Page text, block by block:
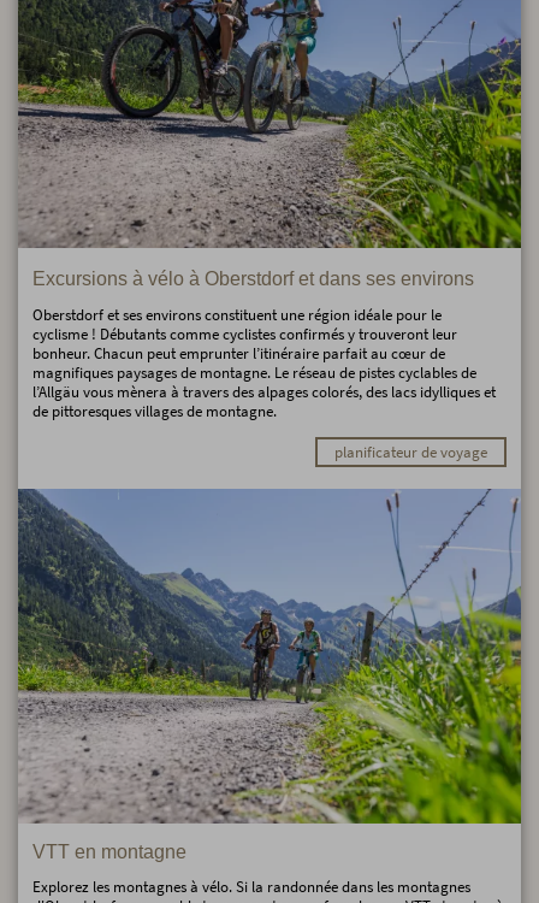
Excursions à vélo à Oberstdorf et dans ses environs
Oberstdorf et ses environs constituent une région idéale pour le
cyclisme ! Débutants comme cyclistes confirmés y trouveront leur
bonheur. Chacun peut emprunter l’itinéraire parfait au cœur de
magnifiques paysages de montagne. Le réseau de pistes cyclables de
l’Allgäu vous mènera à travers des alpages colorés, des lacs idylliques et
de pittoresques villages de montagne.
planificateur de voyage
VTT en montagne
Explorez les montagnes à vélo. Si la randonnée dans les montagnes